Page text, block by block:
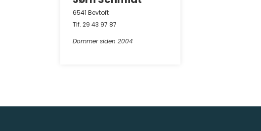
6541 Bevtoft
Tlf. 29 43 97 87
Dommer siden 2004